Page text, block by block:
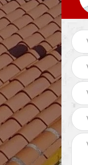
Couvreur 65 Hautes-
Pyrénées